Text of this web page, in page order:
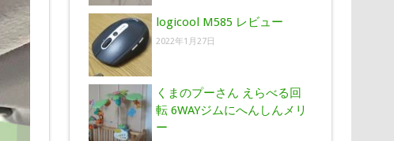
logicool M585 レビュー
2022年1月27日
くまのプーさん えらべる回
転 6WAYジムにへんしんメリ
ー